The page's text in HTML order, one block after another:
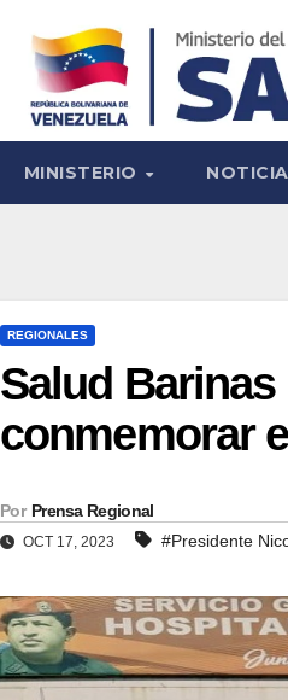
MINISTERIO
REGIONALES
Salud
conmemorar
Por Prensa Regional
OCT 17, 2023 #Presidente